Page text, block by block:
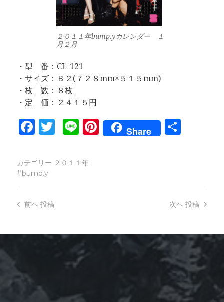
２０１１年bump.yカレンダー １
月２月
・型 番：CL-121
・サイズ：Ｂ２(７２８mm×５１５mm)
・枚 数：８枚
・定 価：２４１５円
Facebook
Twitter
LinePinterest
Share
カテゴリー ２０１１年
bump.y
次へ 投稿
前へ投稿